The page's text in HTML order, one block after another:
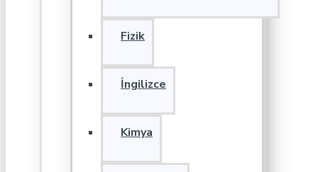
Fizik
İngilizce
Kimya